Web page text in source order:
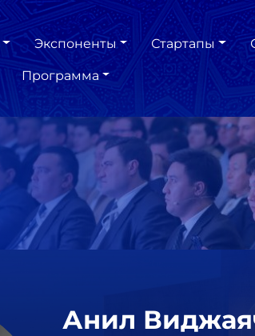
Экспоненты Стартапы
Программа
Анил